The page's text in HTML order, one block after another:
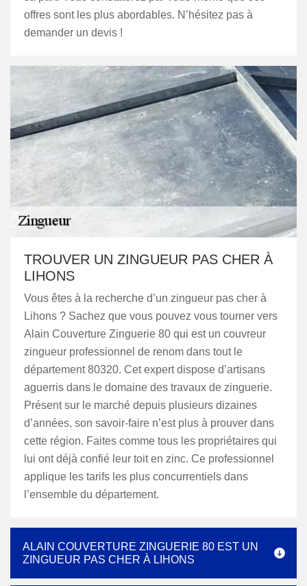
offres sont les plus abordables. N’hésitez pas à
demander un devis !
TROUVER UN ZINGUEUR PAS CHER À
LIHONS
Vous êtes à la recherche d’un zingueur pas cher à
Lihons ? Sachez que vous pouvez vous tourner vers
Alain Couverture Zinguerie 80 qui est un couvreur
zingueur professionnel de renom dans tout le
département 80320. Cet expert dispose d’artisans
aguerris dans le domaine des travaux de zinguerie.
Présent sur le marché depuis plusieurs dizaines
d’années, son savoir-faire n’est plus à prouver dans
cette région. Faites comme tous les propriétaires qui
lui ont déjà confié leur toit en zinc. Ce professionnel
applique les tarifs les plus concurrentiels dans
l’ensemble du département.
ALAIN COUVERTURE ZINGUERIE 80 EST UN
ZINGUEUR PAS CHER À LIHONS